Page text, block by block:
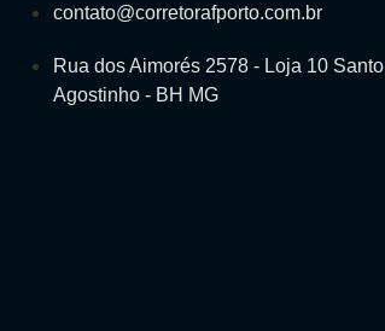
contato@corretorafporto.com.br
Rua dos Aimorés 2578 - Loja 10 Santo
Agostinho - BH MG